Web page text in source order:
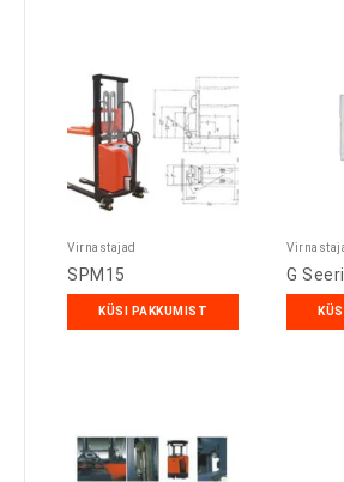
Virnastajad
SPM15
KÜSI PAKKUMIST
G